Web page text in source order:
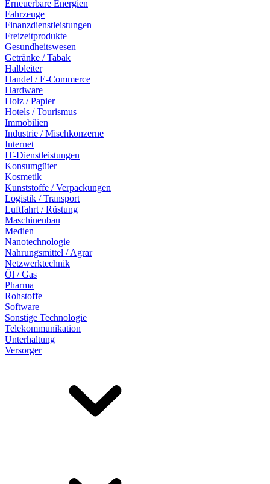
Erneuerbare Energien
Fahrzeuge
Finanzdienstleistungen
Freizeitprodukte
Gesundheitswesen
Getränke / Tabak
Halbleiter
Handel / E-Commerce
Hardware
Holz / Papier
Hotels / Tourismus
Immobilien
Industrie / Mischkonzerne
Internet
IT-Dienstleistungen
Konsumgüter
Kosmetik
Kunststoffe / Verpackungen
Logistik / Transport
Luftfahrt / Rüstung
Maschinenbau
Medien
Nanotechnologie
Nahrungsmittel / Agrar
Netzwerktechnik
Öl / Gas
Pharma
Rohstoffe
Software
Sonstige Technologie
Telekommunikation
Unterhaltung
Versorger